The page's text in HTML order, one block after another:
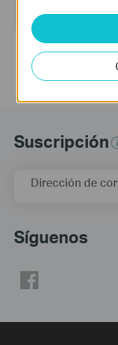
Sistema
Updates the Open
Suscripción
Dirección de
Síguenos